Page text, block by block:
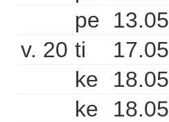
pe
13.05
v. 20 ti 17.05
ke
18.05
ke
18.05